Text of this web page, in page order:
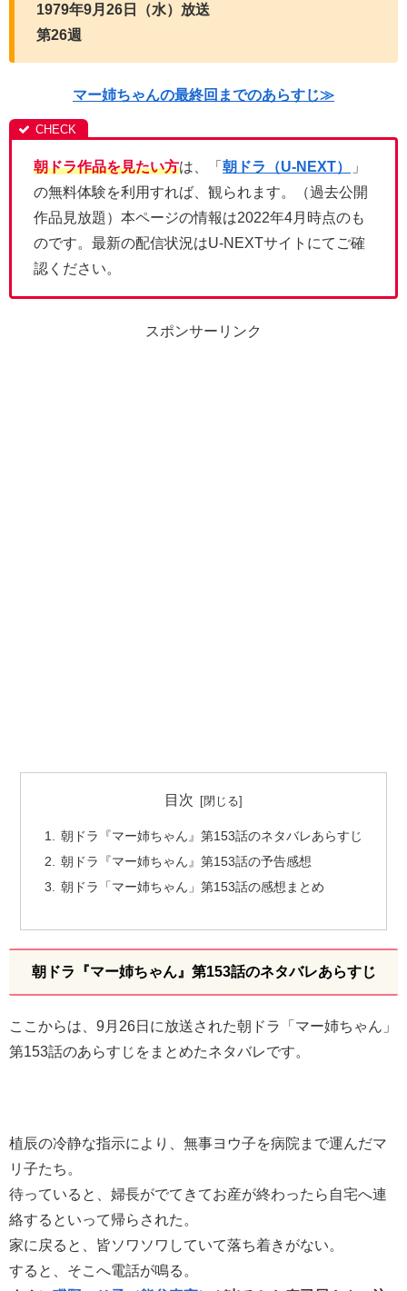
1979年9月26日（水）放送
第26週
マー姉ちゃんの最終回までのあらすじ≫
朝ドラ作品を見たい方は、「 朝ドラ（U-NEXT）
」
の無料体験を利用すれば、観られます。（過去公開
作品見放題）本ページの情報は2022年4月時点のも
のです。最新の配信状況はU-NEXTサイトにてご確
認ください。
スポンサーリンク
目次
朝ドラ『マー姉ちゃん』第153話のネタバレあらすじ
朝ドラ『マー姉ちゃん』第153話の予告感想
朝ドラ「マー姉ちゃん」第153話の感想まとめ
朝ドラ『マー姉ちゃん』第153話のネタバレあらすじ
ここからは、9月26日に放送された朝ドラ「マー姉ちゃん」
第153話のあらすじをまとめたネタバレです。
植辰の冷静な指示により、無事ヨウ子を病院まで運んだマ
リ子たち。
待っていると、婦長がでてきてお産が終わったら自宅へ連
絡するといって帰らされた。
家に戻ると、皆ソワソワしていて落ち着きがない。
すると、そこへ電話が鳴る。